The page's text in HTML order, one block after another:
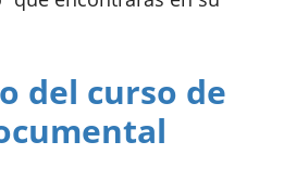
del curso de